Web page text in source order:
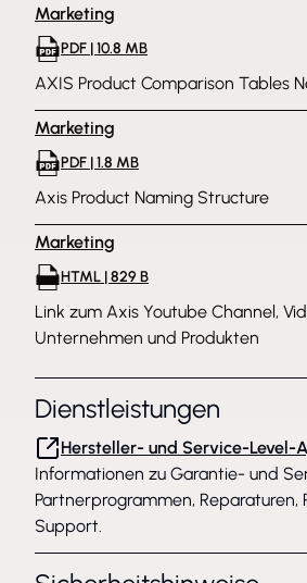
Marketing
PDF | 10.8 MB
AXIS Product Comparison Tables
Marketing
PDF | 1.8 MB
Axis Product Naming Structure
Marketing
HTML | 829 B
Link zum Axis Youtube Channel,
Unternehmen und Produkten
Dienstleistungen
Hersteller- und Service-Level-
Informationen zu Garantie- und
Partnerprogrammen, Reparaturen,
Support.